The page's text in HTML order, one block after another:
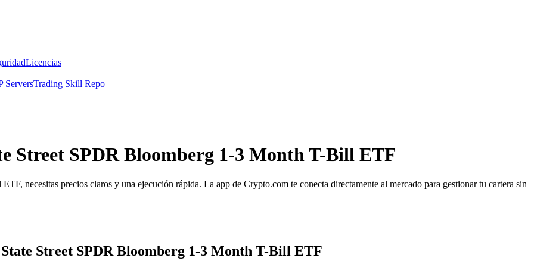
Licencias
ServersTrading Skill Repo
Street SPDR Bloomberg 1-3 Month T-Bill ETF
necesitas precios claros y una ejecución rápida. La app de Crypto.com te conecta directamente al mercado para gestionar tu cartera sin
Street SPDR Bloomberg 1-3 Month T-Bill ETF